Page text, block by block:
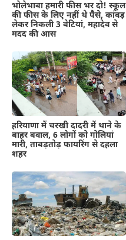
भोलेभाबा हमारी फीस भर दो! स्कूल
की फीस के लिए नहीं थे पैसे, कांवड़
लेकर निकली 3 बेटियां, महादेव से
मदद की आस
हरियाणा में चरखी दादरी में थाने के
बाहर बवाल, 6 लोगों को गोलियां
मारी, ताबड़तोड़ फायरिंग से दहला
शहर